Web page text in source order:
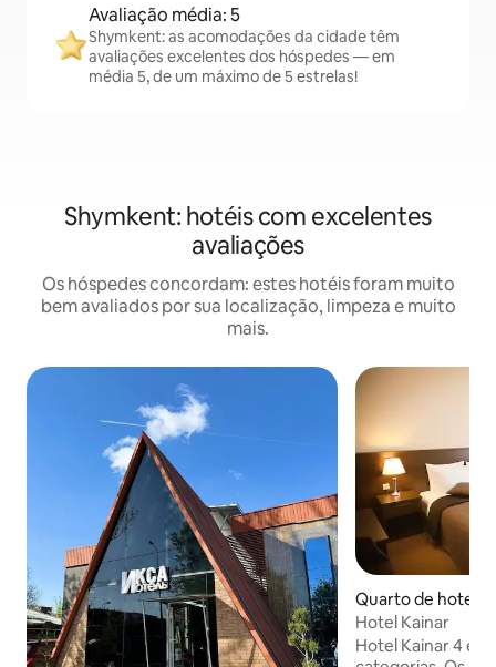
Avaliação média: 5
Shymkent: as acomodações da cidade têm
avaliações excelentes dos hóspedes — em
média 5, de um máximo de 5 estrelas!
Shymkent: hotéis com excelentes
avaliações
Os hóspedes concordam: estes hotéis foram muito
bem avaliados por sua localização, limpeza e muito
mais.
Quarto de hotel ⋅
Hotel Kainar
Hotel Kainar 4